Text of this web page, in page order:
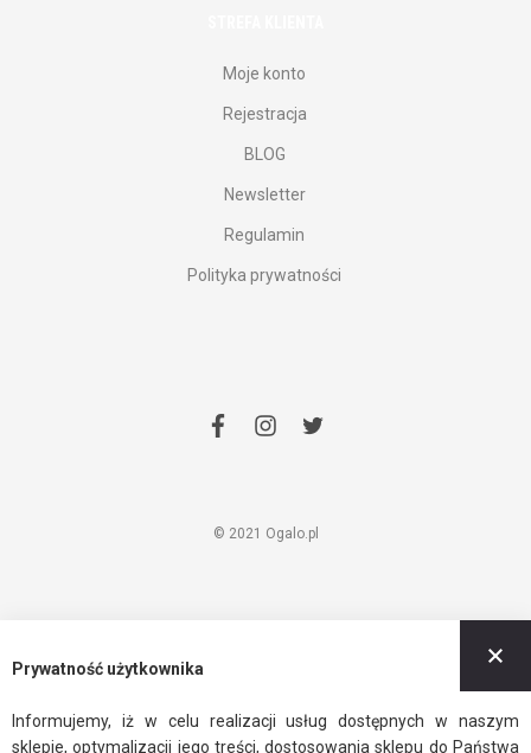
Moje konto
Rejestracja
BLOG
Newsletter
Regulamin
Polityka prywatności
facebook
instagram
twitter
© 2021 Ogalo.pl
Prywatność użytkownika
Informujemy, iż w celu realizacji usług dostępnych w naszym
sklepie, optymalizacji jego treści, dostosowania sklepu do Państwa